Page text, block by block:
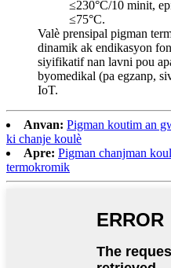
≤230°C/10 minit,
≤75°C.
Valè prensipal pigman
dinamik ak endikasyon
siyifikatif nan lavni pou
byomedikal (pa egzanp,
IoT.
Anvan: Pigman koutim an
ki chanje koulè
Apre: Pigman chanjman
termokromik